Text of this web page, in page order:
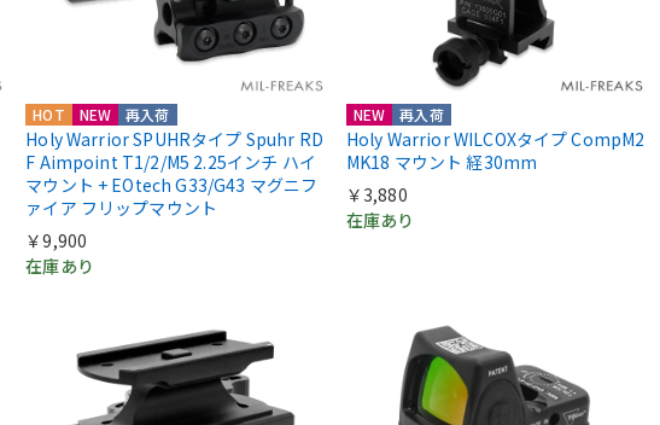
HOT NEW 再入荷
Holy Warrior SPUHRタイプ Spuhr RD
F Aimpoint T1/2/M5 2.25インチ ハイ
マウント + EOtech G33/G43 マグニフ
ァイア フリップマウント
￥9,900
在庫あり
NEW 再入荷
Holy Warrior WILCOXタイプ CompM2
MK18 マウント 経30mm
￥3,880
在庫あり